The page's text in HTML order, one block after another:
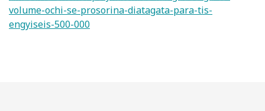
volume-ochi-se-prosorina-diatagata-para-tis-
engyiseis-500-000